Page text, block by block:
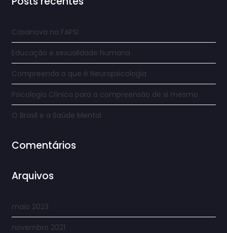
Casanova na FAPSI
Educação e sexualidade humana
Compreenda o que é Neuropsicologia
Psicologia Clínica para a compreensão de si mesmo
O Brasil e a Saúde Mental
Comentários
Arquivos
maio 2023
novembro 2021